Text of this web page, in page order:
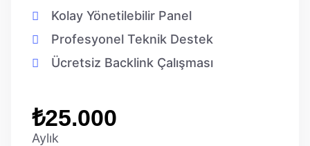
Kolay Yönetilebilir Panel
Profesyonel Teknik Destek
Ücretsiz Backlink Çalışması
₺25.000
Aylık